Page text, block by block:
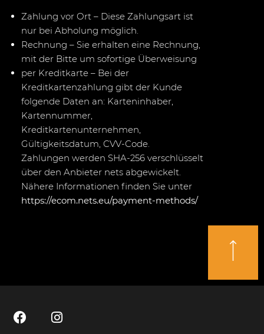
Zahlung vor Ort – Diese Zahlungsart ist
nur bei Abholung möglich.
Rechnung – Sie erhalten eine Rechnung,
mit der Bitte um sofortige Überweisung
per Kreditkarte – Bei der
Kreditkartenzahlung gibt der Kunde
folgende Daten an: Karteninhaber,
Kartennummer,
Kreditkartenunternehmen,
Gültigkeitsdatum, CVV-Code.
Zahlungen werden SHA-256 verschlüsselt
über den Anbieter nets abgewickelt.
Nähere Informationen finden Sie unter
https://ecom.nets.eu/payment-methods/